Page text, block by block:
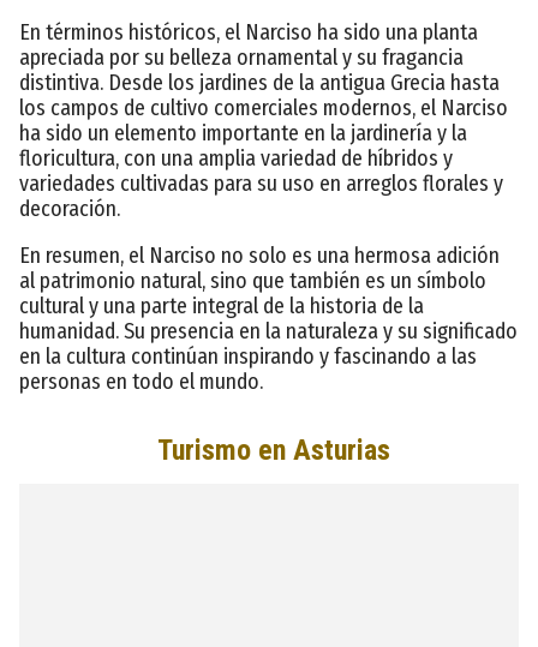
En términos históricos, el Narciso ha sido una planta
apreciada por su belleza ornamental y su fragancia
distintiva. Desde los jardines de la antigua Grecia hasta
los campos de cultivo comerciales modernos, el Narciso
ha sido un elemento importante en la jardinería y la
floricultura, con una amplia variedad de híbridos y
variedades cultivadas para su uso en arreglos florales y
decoración.
En resumen, el Narciso no solo es una hermosa adición
al patrimonio natural, sino que también es un símbolo
cultural y una parte integral de la historia de la
humanidad. Su presencia en la naturaleza y su significado
en la cultura continúan inspirando y fascinando a las
personas en todo el mundo.